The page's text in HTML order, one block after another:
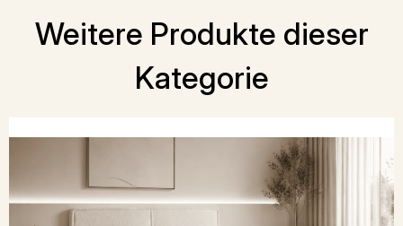
Weitere Produkte dieser
Kategorie